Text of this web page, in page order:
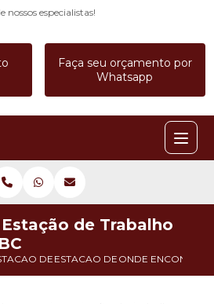
especialistas!
Faça seu orçamento por
Whatsapp
DE TRABALHO
ESTACAO DE TRABALHO A
ONDE ENCONTRO
de Trabalho